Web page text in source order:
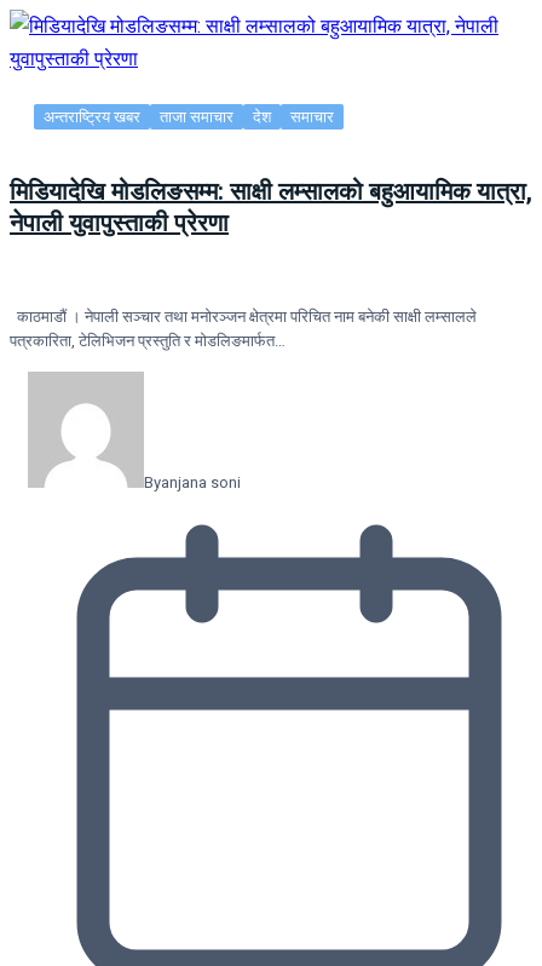
अन्तराष्ट्रिय खबर ताजा समाचार देश समाचार
मिडियादेखि मोडलिङसम्म: साक्षी लम्सालको बहुआयामिक यात्रा,
नेपाली युवापुस्ताकी प्रेरणा
काठमाडौं । नेपाली सञ्चार तथा मनोरञ्जन क्षेत्रमा परिचित नाम बनेकी साक्षी लम्सालले
पत्रकारिता, टेलिभिजन प्रस्तुति र मोडलिङमार्फत…
Byanjana soni